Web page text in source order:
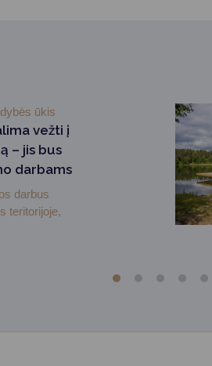
ūkis
vežti į
– jis bus
darbams
darbus
teritorijoje,